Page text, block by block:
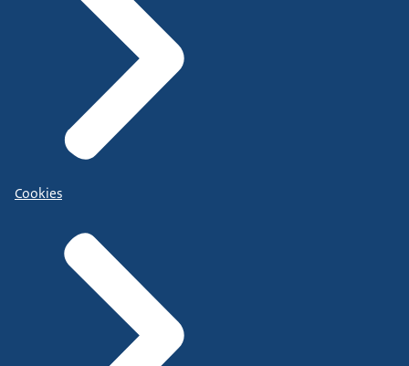
Cookies